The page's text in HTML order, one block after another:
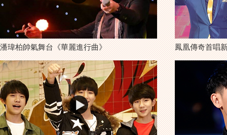
潘瑋柏帥氣舞台《華麗進行曲》 鳳凰傳奇首唱